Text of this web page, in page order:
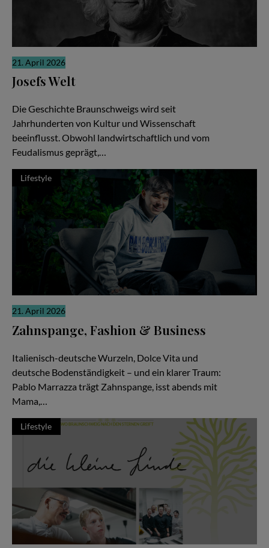
21. April 2026
Josefs Welt
Die Geschichte Braunschweigs wird seit
Jahrhunderten von Kultur und Wissenschaft
beeinflusst. Obwohl landwirtschaftlich und vom
Feudalismus geprägt,…
Lifestyle
21. April 2026
Zahnspange, Fashion & Business
Italienisch-deutsche Wurzeln, Dolce Vita und
deutsche Bodenständigkeit – und ein klarer Traum:
Pablo Marrazza trägt Zahnspange, isst abends mit
Mama,…
Lifestyle